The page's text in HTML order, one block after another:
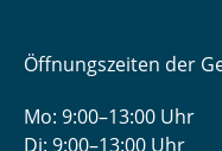
Öffnungszeiten der
Mo: 9:00–13:00 Uhr
Di: 9:00–13:00 Uhr